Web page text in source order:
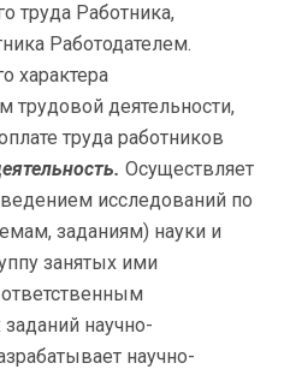
труда Работника,
Работодателем.
характера
трудовой деятельности,
труда работников
Осуществляет
исследований по
заданиям) науки и
занятых ими
научно-
научно-